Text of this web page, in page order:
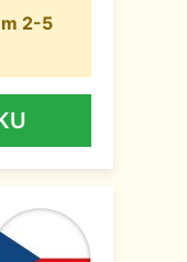
2-5